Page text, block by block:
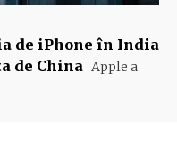
de iPhone în India
de China Apple a